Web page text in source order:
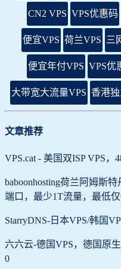
CN2 VPS VPS优惠码
便宜VPS 荷兰VPS 三
便宜年付VPS VPS优
大带宽大流量VPS 香港
文章推荐
VPS.cat - 美国双ISP VPS，
baboonhosting荷兰阿姆斯
端口，最少1T流量，最低仅
StarryDNS-日本VPS/韩国
六六云-德国VPS，德国原
0